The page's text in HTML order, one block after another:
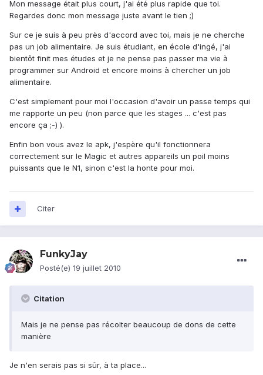
Mon message était plus court, j'ai été plus rapide que toi.
Regardes donc mon message juste avant le tien ;)
Sur ce je suis à peu près d'accord avec toi, mais je ne cherche
pas un job alimentaire. Je suis étudiant, en école d'ingé, j'ai
bientôt finit mes études et je ne pense pas passer ma vie à
programmer sur Android et encore moins à chercher un job
alimentaire.
C'est simplement pour moi l'occasion d'avoir un passe temps qui
me rapporte un peu (non parce que les stages ... c'est pas
encore ça ;-) ).
Enfin bon vous avez le apk, j'espère qu'il fonctionnera
correctement sur le Magic et autres appareils un poil moins
puissants que le N1, sinon c'est la honte pour moi.
Citer
FunkyJay
Posté(e) 19 juillet 2010
Citation
Mais je ne pense pas récolter beaucoup de dons de cette
manière
Je n'en serais pas si sûr, à ta place...